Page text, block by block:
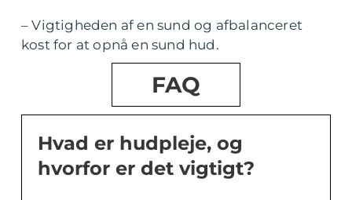
– Vigtigheden af en sund og afbalanceret
kost for at opnå en sund hud.
FAQ
Hvad er hudpleje, og
hvorfor er det vigtigt?